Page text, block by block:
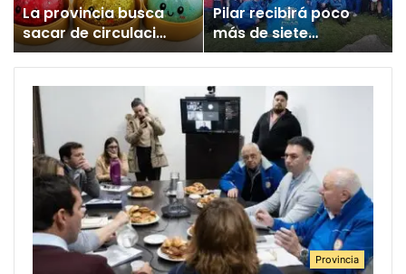
La provincia busca
sacar de circulación
un juguete
«altamente tóxico»
Pilar recibirá poco
más de siete
millones para los
Juegos
Bonaerenses
Provincia